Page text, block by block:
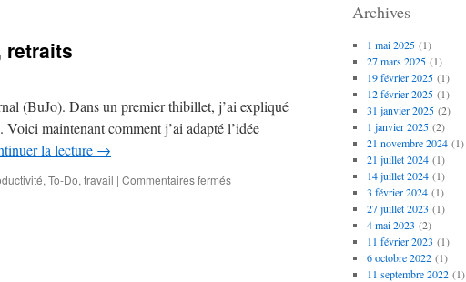
retraits
(BuJo). Dans un premier thibillet, j’ai expliqué
maintenant comment j’ai adapté l’idée
la lecture →
, To-Do, travail | Commentaires ferméssur
Archives
1 mai 2025(1)
27 mars 2025(1)
19 février 2025(1)
12 février 2025(1)
31 janvier 2025(2)
1 janvier 2025(2)
21 novembre 2024(1)
21 juillet 2024(1)
14 juillet 2024(1)
3 février 2024(1)
27 juillet 2023 (1)
4 mai 2023 (2)
11 février 2023 (1)
6 octobre 2022(1)
11 septembre 2022(1)